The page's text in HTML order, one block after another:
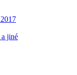
jiné